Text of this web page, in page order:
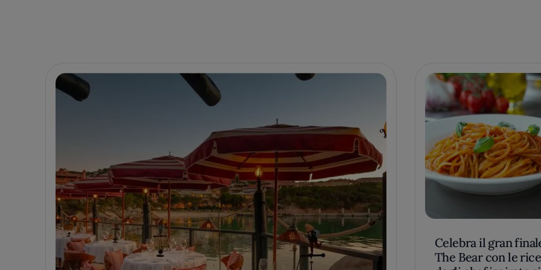
Celebra il gran
The Bear con le